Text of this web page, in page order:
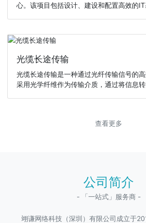
心。该项目包括设计、建设和配置高效的IT
光缆长途传输
光缆长途传输是一种通过光纤传输信号的
采用光学纤维作为传输介质，通过将信息转
查看更多
公司简介
- 「一站式」服务商 -
翊谦网络科技（深圳）有限公司成立于